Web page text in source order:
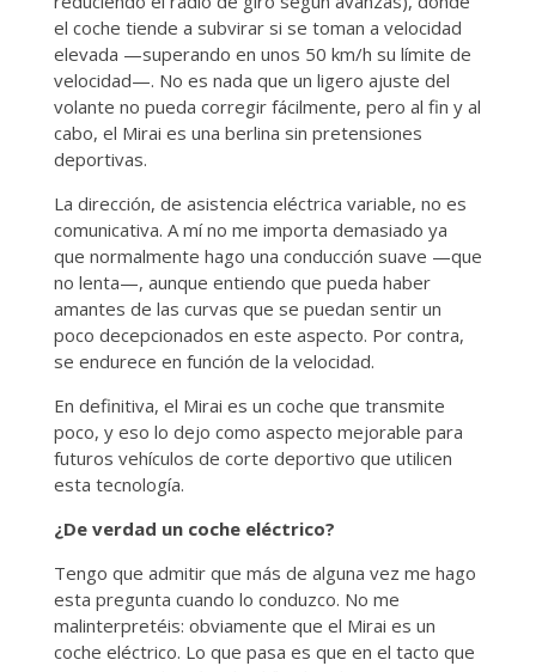
el coche tiende a subvirar si se toman a velocidad
elevada —superando en unos 50 km/h su límite de
velocidad—. No es nada que un ligero ajuste del
volante no pueda corregir fácilmente, pero al fin y al
cabo, el Mirai es una berlina sin pretensiones
deportivas.
La dirección, de asistencia eléctrica variable, no es
comunicativa. A mí no me importa demasiado ya
que normalmente hago una conducción suave —que
no lenta—, aunque entiendo que pueda haber
amantes de las curvas que se puedan sentir un
poco decepcionados en este aspecto. Por contra,
se endurece en función de la velocidad.
En definitiva, el Mirai es un coche que transmite
poco, y eso lo dejo como aspecto mejorable para
futuros vehículos de corte deportivo que utilicen
esta tecnología.
¿De verdad un coche eléctrico?
Tengo que admitir que más de alguna vez me hago
esta pregunta cuando lo conduzco. No me
malinterpretéis: obviamente que el Mirai es un
coche eléctrico. Lo que pasa es que en el tacto que